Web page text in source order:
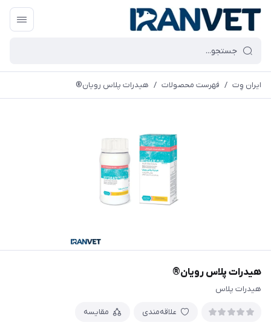
ایران وِت / فهرست محصولات / هیدرات پلاس رویان®
هیدرات پلاس رویان®
هیدرات پلاس
علاقه‌مندی مقایسه